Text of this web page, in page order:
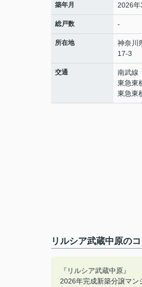
築年月 2026年
総戸数 -
所在地 神奈川
17-3
交通 南武線
東急東
東急東
リルシア武蔵中原の
『リルシア武蔵中原』
2026年完成新築分譲マン